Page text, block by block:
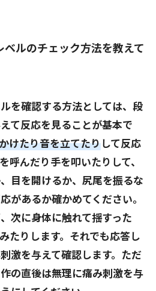
ルのチェック方法を教えて
を確認する方法としては、段
て反応を見ることが基本で
けたり音を立てたりして反応
呼んだり手を叩いたりして、
目を開けるか、尻尾を振るな
があるか確かめてください。
次に身体に触れて揺すった
たりします。それでも応答し
激を与えて確認します。ただ
の直後は無理に痛み刺激を与